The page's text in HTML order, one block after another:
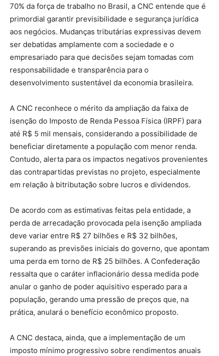
70% da força de trabalho no Brasil, a CNC entende que é
primordial garantir previsibilidade e segurança jurídica
aos negócios. Mudanças tributárias expressivas devem
ser debatidas amplamente com a sociedade e o
empresariado para que decisões sejam tomadas com
responsabilidade e transparência para o
desenvolvimento sustentável da economia brasileira.
A CNC reconhece o mérito da ampliação da faixa de
isenção do Imposto de Renda Pessoa Física (IRPF) para
até R$ 5 mil mensais, considerando a possibilidade de
beneficiar diretamente a população com menor renda.
Contudo, alerta para os impactos negativos provenientes
das contrapartidas previstas no projeto, especialmente
em relação à bitributação sobre lucros e dividendos.
De acordo com as estimativas feitas pela entidade, a
perda de arrecadação provocada pela isenção ampliada
deve variar entre R$ 27 bilhões e R$ 32 bilhões,
superando as previsões iniciais do governo, que apontam
uma perda em torno de R$ 25 bilhões. A Confederação
ressalta que o caráter inflacionário dessa medida pode
anular o ganho de poder aquisitivo esperado para a
população, gerando uma pressão de preços que, na
prática, anulará o benefício econômico proposto.
A CNC destaca, ainda, que a implementação de um
imposto mínimo progressivo sobre rendimentos anuais